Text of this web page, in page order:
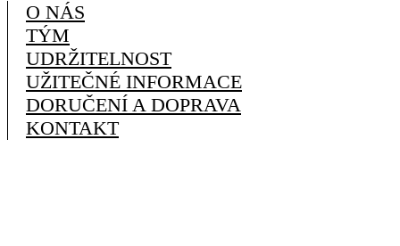
O NÁS
TÝM
UDRŽITELNOST
UŽITEČNÉ INFORMACE
DORUČENÍ A DOPRAVA
KONTAKT